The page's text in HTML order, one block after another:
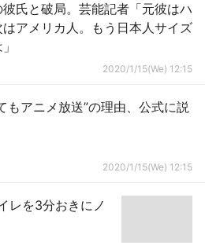
氏と破局。芸能記者「元彼はハ
アメリカ人。もう日本人サイズ
2020/1/15(We) 12:15
もアニメ放送”の理由、公式に説
2020/1/15(We) 12:15
レを3分おきにノ